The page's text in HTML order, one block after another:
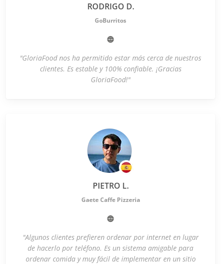
RODRIGO D.
GoBurritos
"GloriaFood nos ha permitido estar más cerca de nuestros
clientes. Es estable y 100% confiable. ¡Gracias
GloriaFood!"
PIETRO L.
Gaete Caffe Pizzeria
"Algunos clientes prefieren ordenar por internet en lugar
de hacerlo por teléfono. Es un sistema amigable para
ordenar comida y muy fácil de implementar en un sitio